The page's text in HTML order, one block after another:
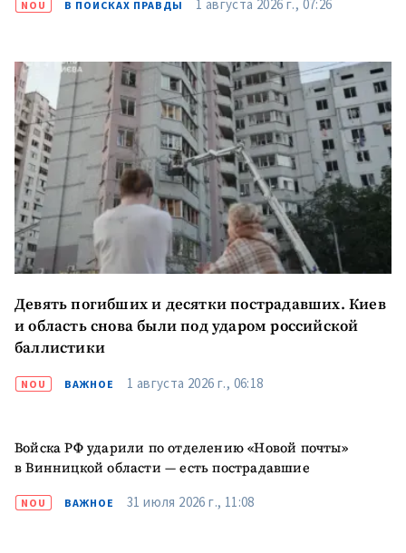
NOU В ПОИСКАХ ПРАВДЫ 1 августа 2026 г., 07:26
Девять погибших и десятки пострадавших. Киев
и область снова были под ударом российской
баллистики
NOU ВАЖНОЕ 1 августа 2026 г., 06:18
Войска РФ ударили по отделению «Новой почты»
в Винницкой области — есть пострадавшие
NOU ВАЖНОЕ 31 июля 2026 г., 11:08